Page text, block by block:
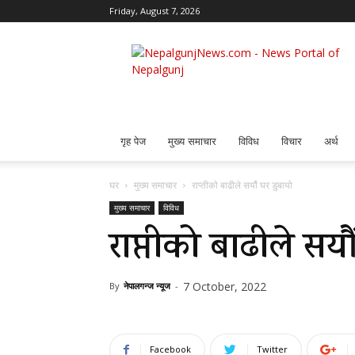
Friday, August 7, 2026
Nepalgunj
News
गृह पेज मुख्य समाचार विविध विचार अर्थ
घर मुख्य समाचार राप्तीको बाढीले सयौं घर डुबायो
मुख्य समाचार विविध
राप्तीको बाढीले
By नेपालगन्ज न्यूज - 7 October, 2022
Facebook Twitter